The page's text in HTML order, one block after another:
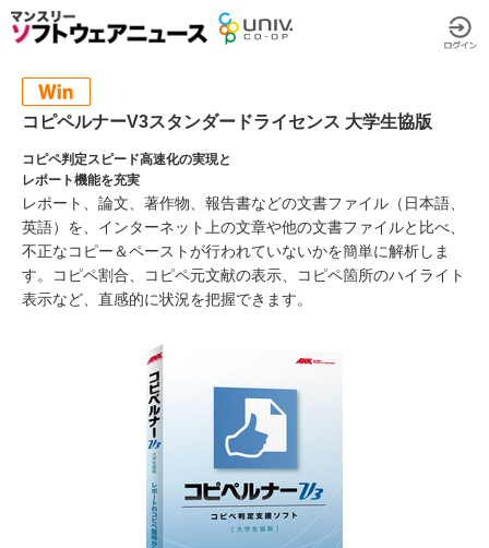
コピペルナーV3スタンダードライセンス 大学生協版
コピペ判定スピード高速化の実現と
レポート機能を充実
レポート、論文、著作物、報告書などの文書ファイル（日本語、
英語）を、インターネット上の文章や他の文書ファイルと比べ、
不正なコピー＆ペーストが行われていないかを簡単に解析しま
す。コピペ割合、コピペ元文献の表示、コピペ箇所のハイライト
表示など、直感的に状況を把握できます。